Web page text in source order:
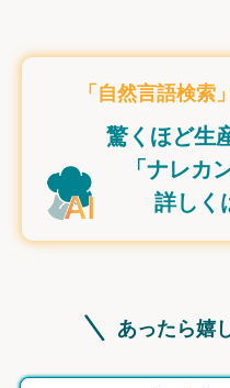
「自然言語検索
驚くほど生
「ナレカ
詳しく
あったら嬉